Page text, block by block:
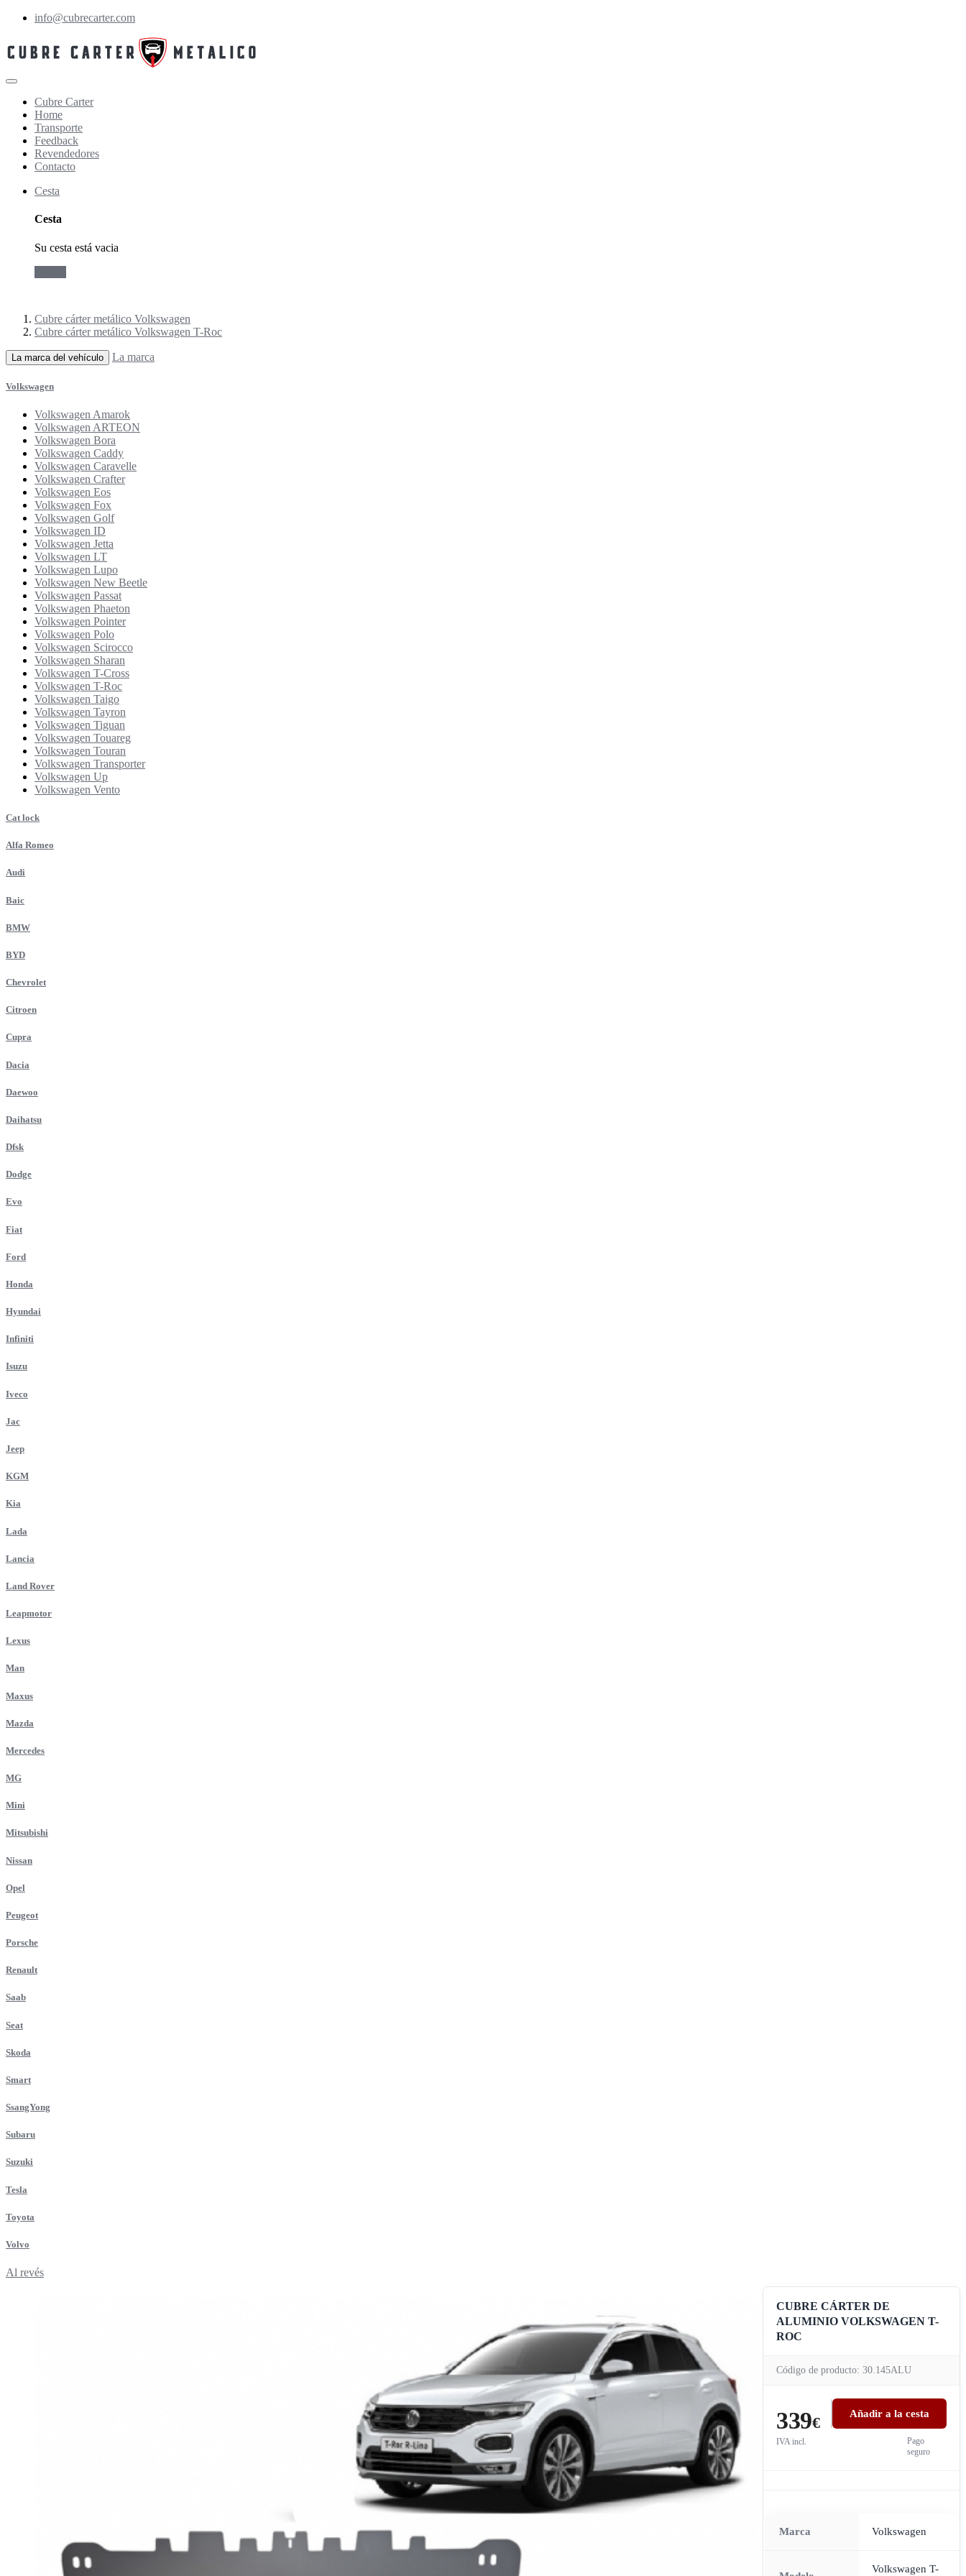
info@cubrecarter.com
Cubre Carter
Home
Transporte
Feedback
Revendedores
Contacto
Cesta
Cesta
Su cesta está vacia
Cubre cárter metálico Volkswagen
Cubre cárter metálico Volkswagen T-Roc
La marca del vehículo La marca
Volkswagen
Volkswagen Amarok
Volkswagen ARTEON
Volkswagen Bora
Volkswagen Caddy
Volkswagen Caravelle
Volkswagen Crafter
Volkswagen Eos
Volkswagen Fox
Volkswagen Golf
Volkswagen ID
Volkswagen Jetta
Volkswagen LT
Volkswagen Lupo
Volkswagen New Beetle
Volkswagen Passat
Volkswagen Phaeton
Volkswagen Pointer
Volkswagen Polo
Volkswagen Scirocco
Volkswagen Sharan
Volkswagen T-Cross
Volkswagen T-Roc
Volkswagen Taigo
Volkswagen Tayron
Volkswagen Tiguan
Volkswagen Touareg
Volkswagen Touran
Volkswagen Transporter
Volkswagen Up
Volkswagen Vento
Cat lock
Alfa Romeo
Audi
Baic
BMW
BYD
Chevrolet
Citroen
Cupra
Dacia
Daewoo
Daihatsu
Dfsk
Dodge
Evo
Fiat
Ford
Honda
Hyundai
Infiniti
Isuzu
Iveco
Jac
Jeep
KGM
Kia
Lada
Lancia
Land Rover
Leapmotor
Lexus
Man
Maxus
Mazda
Mercedes
MG
Mini
Mitsubishi
Nissan
Opel
Peugeot
Porsche
Renault
Saab
Seat
Skoda
Smart
SsangYong
Subaru
Suzuki
Tesla
Toyota
Volvo
Al revés
CUBRE CÁRTER DE
ALUMINIO VOLKSWAGEN T-
ROC
Código de producto: 30.145ALU
339€
IVA incl.
Añadir a la cesta
Pago
seguro
Marca Volkswagen
Volkswagen T-